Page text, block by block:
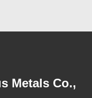
Metals Co.,